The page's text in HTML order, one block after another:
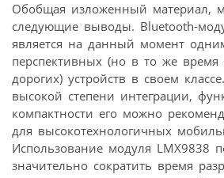
Обобщая изложенный материал,
следующие выводы. Bluetooth-
является на данный момент
перспективных (но в то же
дорогих) устройств в своем
высокой степени интеграции,
компактности его можно
для высокотехнологичных
Использование модуля LMX9838
значительно сократить время